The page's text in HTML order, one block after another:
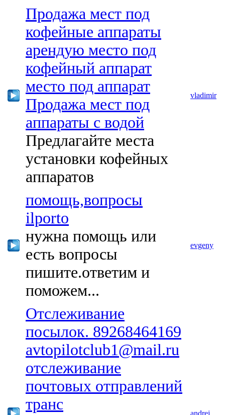
Продажа мест под
кофейные аппараты
арендую место под
кофейный аппарат
место под аппарат
Продажа мест под
аппараты с водой
Предлагайте места
установки кофейных
аппаратов
vladimir
помощь,вопросы
ilporto
нужна помощь или
есть вопросы
пишите.ответим и
поможем...
evgeny
Отслеживание
посылок. 89268464169
avtopilotclub1@mail.ru
отслеживание
почтовых отправлений
транс
andrej